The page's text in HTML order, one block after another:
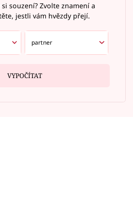
si souzení? Zvolte znamení a
jestli vám hvězdy přejí.
VYPOČÍTAT